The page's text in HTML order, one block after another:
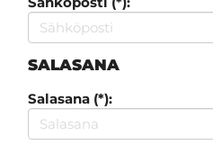
SALASANA
Salasana (*):